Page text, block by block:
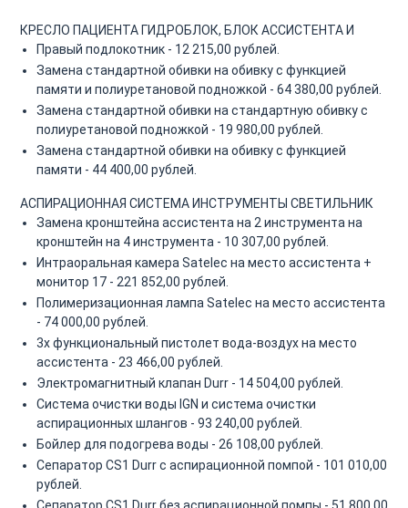
КРЕСЛО ПАЦИЕНТА
Правый подлокотник - 12 215,00 рублей.
Замена стандартной обивки на обивку с функцией
памяти и полиуретановой подножкой - 64 380,00 рублей.
Замена стандартной обивки на стандартную обивку с
полиуретановой подножкой - 19 980,00 рублей.
Замена стандартной обивки на обивку с функцией
памяти - 44 400,00 рублей.
ГИДРОБЛОК, БЛОК АССИСТЕНТА И
АСПИРАЦИОННАЯ СИСТЕМА
Замена кронштейна ассистента на 2 инструмента на
кронштейн на 4 инструмента - 10 307,00 рублей.
Интраоральная камера Satelec на место ассистента +
монитор 17 - 221 852,00 рублей.
Полимеризационная лампа Satelec на место ассистента
- 74 000,00 рублей.
3х функциональный пистолет вода-воздух на место
ассистента - 23 466,00 рублей.
Электромагнитный клапан Durr - 14 504,00 рублей.
Система очистки воды IGN и система очистки
аспирационных шлангов - 93 240,00 рублей.
Бойлер для подогрева воды - 26 108,00 рублей.
Сепаратор CS1 Durr с аспирационной помпой - 101 010,00
рублей.
ИНСТРУМЕНТЫ СВЕТИЛЬНИК